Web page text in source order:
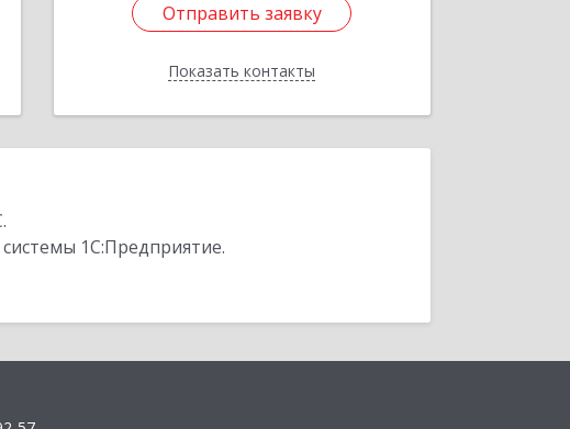
Отправить заявку
Показать контакты
Отправить заявку
Назад
1С:Предприятие.